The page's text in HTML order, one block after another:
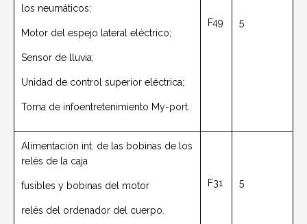
los neumáticos;
Motor del espejo lateral eléctrico;
Sensor de lluvia;
Unidad de control superior eléctrica;
Toma de infoentretenimiento My-port.
F49 5
Alimentación int. de las bobinas de los
relés de la caja
fusibles y bobinas del motor
relés del ordenador del cuerpo.
F31 5